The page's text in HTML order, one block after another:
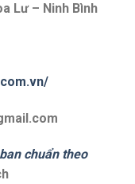
Lư – Ninh Bình
chuẩn theo